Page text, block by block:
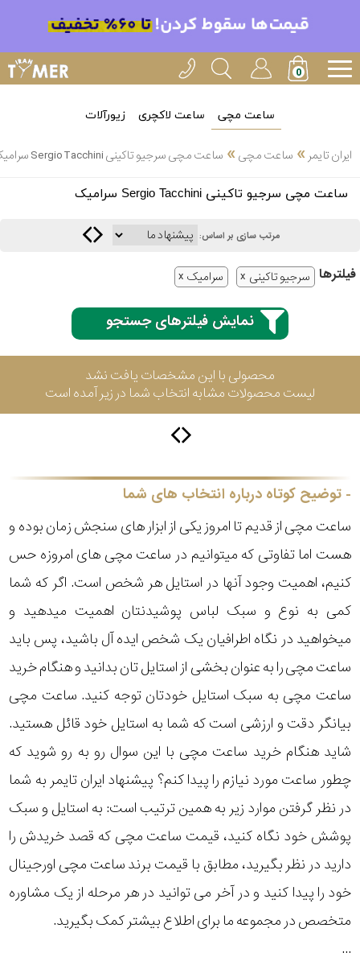
ساعت مچی ساعت لاکچری زیورآلات
ایران تایمر » ساعت مچی» ساعت مچی سرجیو تاکینی Sergio Tacchini سرامیک
ساعت مچی سرجیو تاکینی Sergio Tacchini سرامیک
مرتب سازی بر اساس:
فیلتر‌ها سرجیو تاکینی سرامیک
نمایش فیلترهای جستجو
محصولی با این مشخصات یافت نشد
لیست محصولات مشابه انتخاب شما در زیر آمده است
توضیح کوتاه درباره انتخاب های شما
ساعت مچی از قدیم تا امروز یکی از ابزار های سنجش زمان بوده و
هست اما تفاوتی که میتوانیم در ساعت مچی های امروزه حس
کنیم، اهمیت وجود آنها در استایل هر شخص است. اگر که شما
کمی به نوع و سبک لباس پوشیدنتان اهمیت میدهید و
میخواهید در نگاه اطرافیان یک شخص ایده آل باشید، پس باید
ساعت مچی را به عنوان بخشی از استایل تان بدانید و هنگام خرید
ساعت مچی به سبک استایل خودتان توجه کنید. ساعت مچی
بیانگر دقت و ارزشی است که شما به استایل خود قائل هستید.
شاید هنگام خرید ساعت مچی با این سوال رو به رو شوید که
چطور ساعت مورد نیازم را پیدا کنم؟ پیشنهاد ایران تایمر به شما
در نظر گرفتن موارد زیر به همین ترتیب است: به استایل و سبک
پوشش خود نگاه کنید، قیمت ساعت مچی که قصد خریدش را
دارید در نظر بگیرید، مطابق با قیمت برند ساعت مچی اورجینال
خود را پیدا کنید و در آخر می توانید در هر مرحله از یک مشاوره
متخصص در مجموعه ما برای اطلاع بیشتر کمک بگیرید.
...
انتخاب
بین 3
3
سیکو
سیتیزن
اورینت
پیلار
لیکوپر
آدیداس
متی
سرجیو
تاکینی
نمایش
جنسیت
استایل
محدوده
عرض
طرح
بند